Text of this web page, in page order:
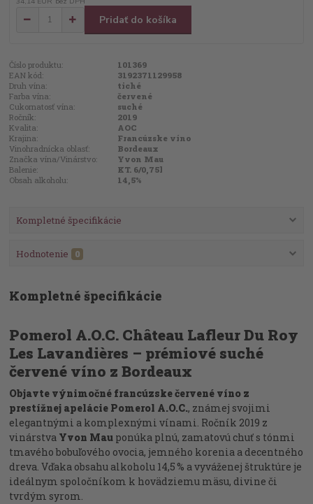
Pridať do košíka
Číslo produktu:
101369
EAN kód:
3192371129958
Druh vína:
tiché
Farba vína:
červené
Cukornatosť vína:
suché
Ročník:
2019
Kvalita:
AOC
Krajina:
Francúzske víno
Vinohradnícka oblasť:
Bordeaux
Značka vína/Vinárstvo:
Yvon Mau
Balenie:
KT. 6/0,75l
Obsah alkoholu:
14,5%
Kompletné špecifikácie
Hodnotenie 0
Kompletné špecifikácie
Pomerol A.O.C. Château Lafleur Du Roy
Les Lavandières – prémiové suché
červené víno z Bordeaux
Objavte výnimočné francúzske červené víno z
prestížnej apelácie Pomerol A.O.C., známej svojimi
elegantnými a komplexnými vínami. Ročník 2019 z
vinárstva Yvon Mau ponúka plnú, zamatovú chuť s tónmi
tmavého bobuľového ovocia, jemného korenia a decentného
dreva. Vďaka obsahu alkoholu 14,5 % a vyváženej štruktúre je
ideálnym spoločníkom k hovädziemu mäsu, divine či
tvrdým syrom.